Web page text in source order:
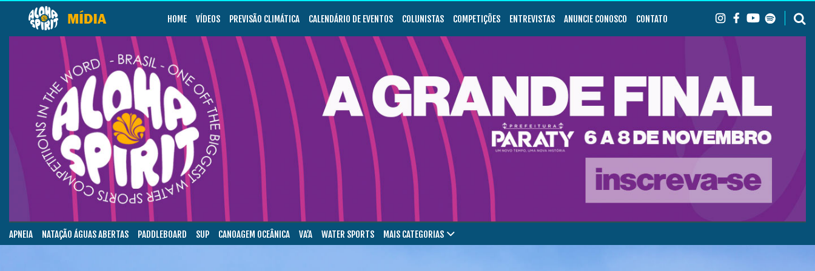
HOME VÍDEOS PREVISÃO CLIMÁTICA CALENDÁRIO DE EVENTOS COLUNISTAS COMPETIÇÕES ENTREVISTAS ANUNCIE CONOSCO CONTATO
APNEIA NATAÇÃO ÁGUAS ABERTAS PADDLEBOARD SUP CANOAGEM OCEÂNICA VA’A WATER SPORTS MAIS CATEGORIAS